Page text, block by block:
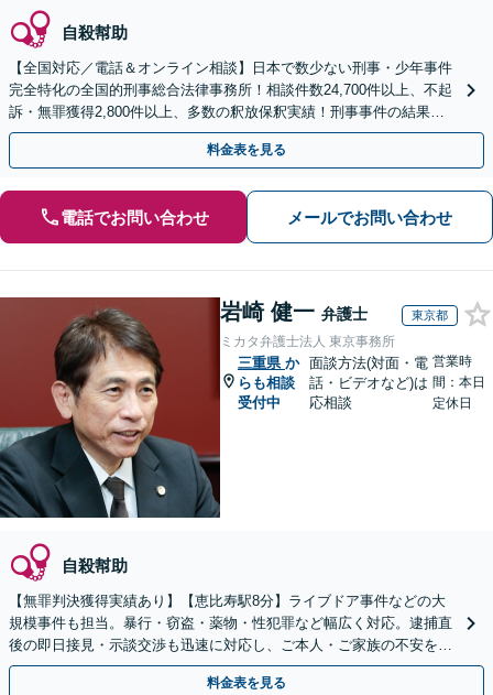
自殺幇助
【全国対応／電話＆オンライン相談】日本で数少ない刑事・少年事件
完全特化の全国的刑事総合法律事務所！相談件数24,700件以上、不起
訴・無罪獲得2,800件以上、多数の釈放保釈実績！刑事事件の結果は
弁護士の腕次第で変わります【初回相談無料】
料金表を見る
電話でお問い合わせ メールでお問い合わせ
岩崎 健一 弁護士 東京都
ミカタ弁護士法人 東京事務所
三重県 か
らも相談
受付中
面談方法(対面・電
話・ビデオなど)は
応相談
営業時
間：本日
定休日
自殺幇助
【無罪判決獲得実績あり】【恵比寿駅8分】ライブドア事件などの大
規模事件も担当。暴行・窃盗・薬物・性犯罪など幅広く対応。逮捕直
後の即日接見・示談交渉も迅速に対応し、ご本人・ご家族の不安を最
小限に抑えます。【初回相談可能】【WEB面談可能】
料金表を見る